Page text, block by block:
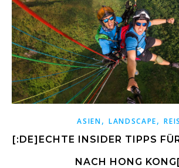
ASIEN, LANDSCAPE,
[:DE]ECHTE INSIDER TIPPS
NACH HONG